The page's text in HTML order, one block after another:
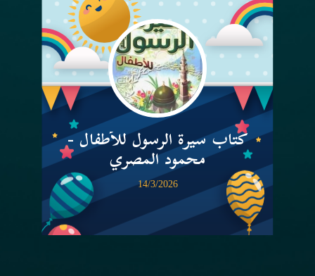
كتاب سيرة الرسول للأطفال -
محمود المصري
14/3/2026